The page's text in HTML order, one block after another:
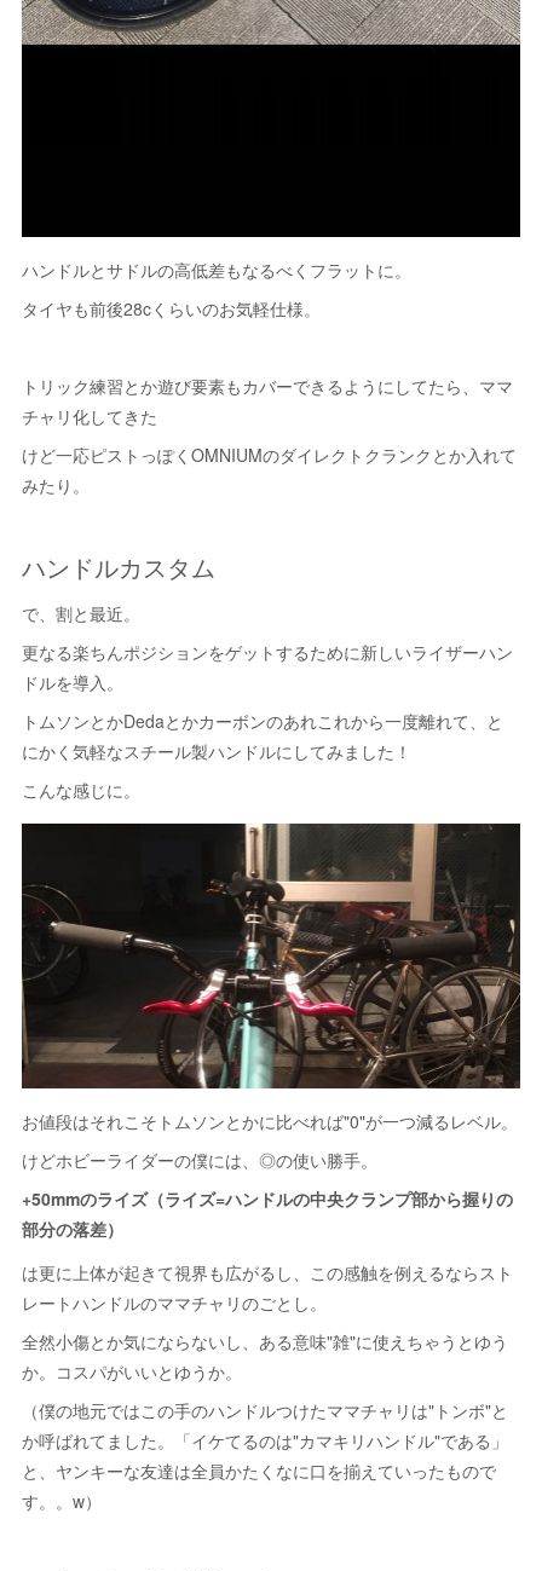
ハンドルとサドルの高低差もなるべくフラットに。
タイヤも前後28cくらいのお気軽仕様。
トリック練習とか遊び要素もカバーできるようにしてたら、ママ
チャリ化してきた
けど一応ピストっぽくOMNIUMのダイレクトクランクとか入れて
みたり。
ハンドルカスタム
で、割と最近。
更なる楽ちんポジションをゲットするために新しいライザーハン
ドルを導入。
トムソンとかDedaとかカーボンのあれこれから一度離れて、と
にかく気軽なスチール製ハンドルにしてみました！
こんな感じに。
お値段はそれこそトムソンとかに比べれば"0"が一つ減るレベル。
けどホビーライダーの僕には、◎の使い勝手。
+50mmのライズ（ライズ=ハンドルの中央クランプ部から握りの
部分の落差）
は更に上体が起きて視界も広がるし、この感触を例えるならスト
レートハンドルのママチャリのごとし。
全然小傷とか気にならないし、ある意味"雑"に使えちゃうとゆう
か。コスパがいいとゆうか。
（僕の地元ではこの手のハンドルつけたママチャリは"トンボ"と
か呼ばれてました。「イケてるのは"カマキリハンドル"である」
と、ヤンキーな友達は全員かたくなに口を揃えていったもので
す。。w）